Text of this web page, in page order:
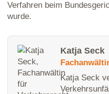
Verfahren beim
wurde.
Katja Seck
Katja Seck